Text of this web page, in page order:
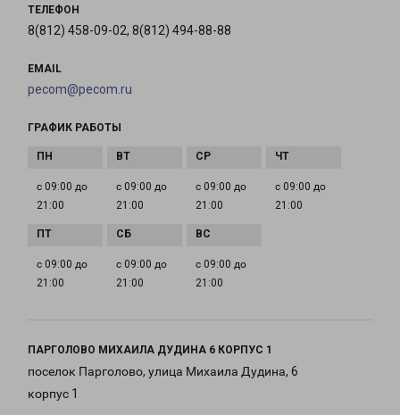
ТЕЛЕФОН
8(812) 458-09-02, 8(812) 494-88-88
EMAIL
pecom@pecom.ru
ГРАФИК РАБОТЫ
с 09:00 до
21:00
с 09:00 до
21:00
с 09:00 до
21:00
с 09:00 до
21:00
с 09:00 до
21:00
с 09:00 до
21:00
с 09:00 до
21:00
ПАРГОЛОВО МИХАИЛА ДУДИНА 6 КОРПУС 1
поселок Парголово, улица Михаила Дудина, 6
корпус 1